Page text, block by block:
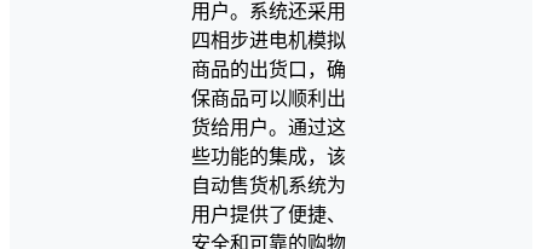
用户。系统还采用
四相步进电机模拟
商品的出货口，确
保商品可以顺利出
货给用户。通过这
些功能的集成，该
自动售货机系统为
用户提供了便捷、
安全和可靠的购物